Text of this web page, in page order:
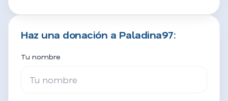
Haz una donación a Paladina97:
Tu nombre